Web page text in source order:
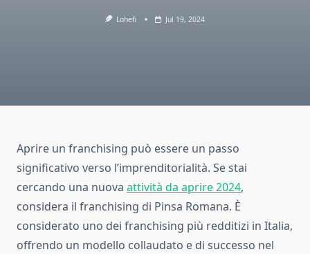
Lohefi Jul 19, 2024
Aprire un franchising può essere un passo
significativo verso l’imprenditorialità. Se stai
cercando una nuova attività da aprire 2024,
considera il franchising di Pinsa Romana. È
considerato uno dei franchising più redditizi in Italia,
offrendo un modello collaudato e di successo nel